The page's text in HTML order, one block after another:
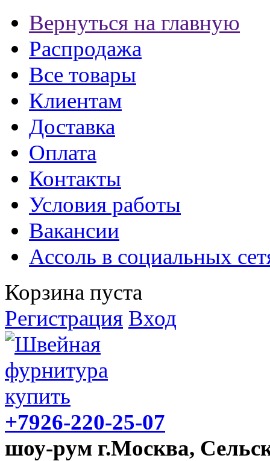
Вернуться на главную
Распродажа
Все товары
Клиентам
Доставка
Оплата
Контакты
Условия работы
Вакансии
Ассоль в социальных
Корзина пуста
Регистрация Вход
+7926-220-25-07
шоу-рум г.Москва,